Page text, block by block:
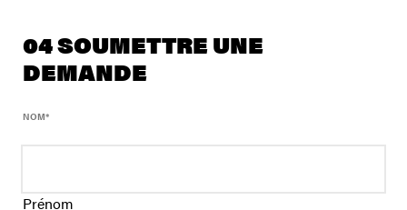
04 SOUMETTRE UNE
DEMANDE
NOM*
Prénom